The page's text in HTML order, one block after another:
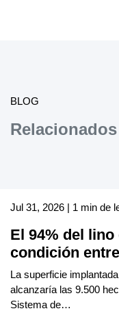
BLOG
Relacionados
Jul 31, 2026 | 1 min de
El 94% del
condición
La superficie
alcanzaría las 9.500
Sistema de…